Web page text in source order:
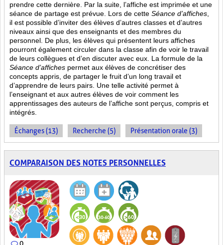
prendre cette dernière. Par la suite, l’affiche est imprimée et une
séance de partage est prévue. Lors de cette Séance d’affiches
il est possible d’inviter des élèves d’autres classes et d’autres
niveaux ainsi que des enseignants et des membres du
personnel. De plus, les élèves qui présentent leurs affiches
pourront également circuler dans la classe afin de voir le travail
de leurs collègues et d’en discuter avec eux. La formule de la
Séance d’affiches permet aux élèves de concrétiser des
concepts appris, de partager le fruit d’un long travail et
d’apprendre de leurs pairs. Une telle activité permet à
l’enseignant et aux autres élèves de voir comment les
apprentissages des auteurs de l’affiche sont perçus, compris et
intégrés.
Échanges (13) Recherche (5) Présentation orale (3)
COMPARAISON DES NOTES PERSONNELLES
0